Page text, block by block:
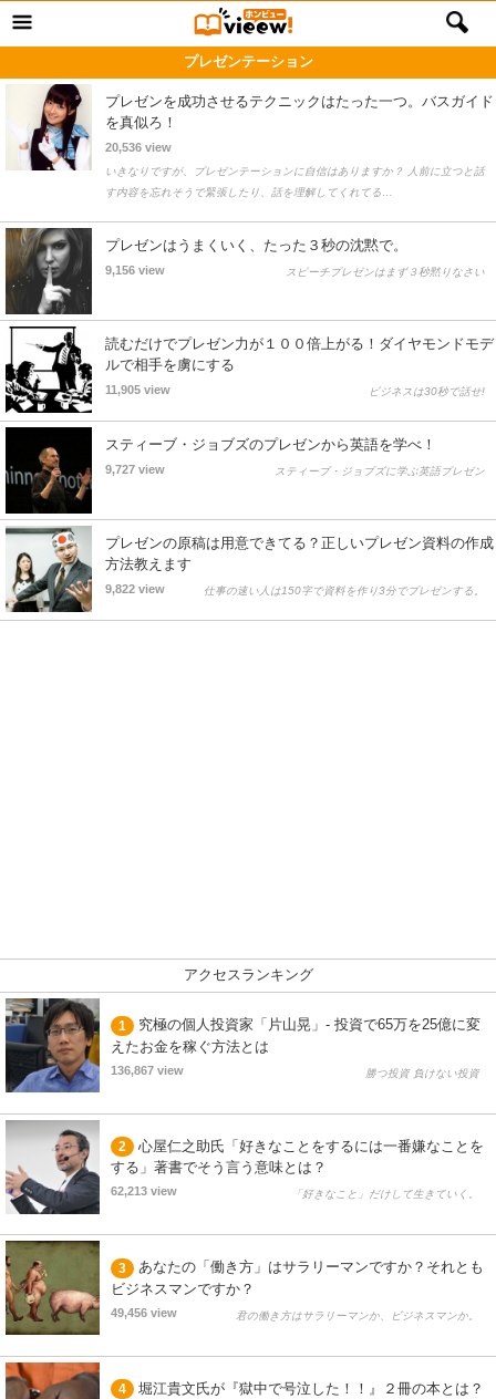
プレゼンテーション
プレゼンを成功させるテクニックはたった一つ。バスガイド
を真似ろ！
20,536 view
いきなりですが、プレゼンテーションに自信はありますか？ 人前に立つと話
す内容を忘れそうで緊張したり、話を理解してくれてる…
プレゼンはうまくいく、たった３秒の沈黙で。
9,156 view スピーチプレゼンはまず３秒黙りなさい
読むだけでプレゼン力が１００倍上がる！ダイヤモンドモデ
ルで相手を虜にする
11,905 view ビジネスは30秒で話せ!
スティーブ・ジョブズのプレゼンから英語を学べ！
9,727 view スティーブ・ジョブズに学ぶ英語プレゼン
プレゼンの原稿は用意できてる？正しいプレゼン資料の作成
方法教えます
9,822 view 仕事の速い人は150字で資料を作り3分でプレゼンする。
アクセスランキング
1
究極の個人投資家「片山晃」- 投資で65万を25億に変
えたお金を稼ぐ方法とは
136,867 view 勝つ投資 負けない投資
2
心屋仁之助氏「好きなことをするには一番嫌なことを
する」著書でそう言う意味とは？
62,213 view 「好きなこと」だけして生きていく。
3
あなたの「働き方」はサラリーマンですか？それとも
ビジネスマンですか？
49,456 view 君の働き方はサラリーマンか、ビジネスマンか。
4 堀江貴文氏が『獄中で号泣した！！』２冊の本とは？